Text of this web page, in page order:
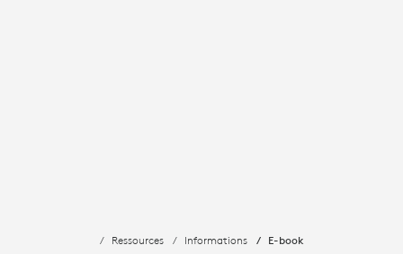
Ressources Informations E-book